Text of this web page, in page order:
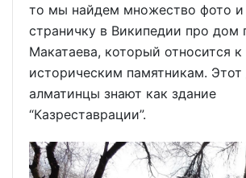
то мы найдем множество фото
страничку в Википедии про дом
Макатаева, который относится к
историческим памятникам.
алматинцы знают как здание
“Казреставрации”.